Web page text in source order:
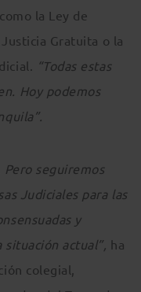
la Ley de
Gratuita o la
“Todas estas
Hoy podemos
Pero seguiremos
Judiciales para las
y
situación actual”, ha
colegial,